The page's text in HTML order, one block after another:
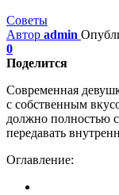
Советы
Автор admin
0
Поделится
Современная
с собственным
должно полностью
передавать
Оглавление: